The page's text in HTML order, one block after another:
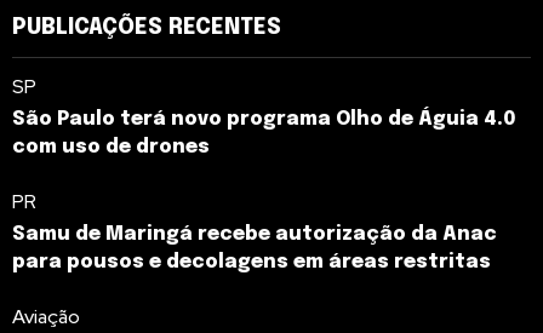
PUBLICAÇÕES RECENTES
SP
São Paulo terá novo programa Olho de Águia 4.0
com uso de drones
PR
Samu de Maringá recebe autorização da Anac
para pousos e decolagens em áreas restritas
Aviação